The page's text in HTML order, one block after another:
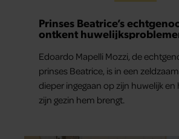
Prinses Beatrice’s
ontkent
Edoardo Mapelli Mozzi, de
prinses Beatrice, is in een
dieper ingegaan op zijn huwelijk en
zijn gezin hem brengt.